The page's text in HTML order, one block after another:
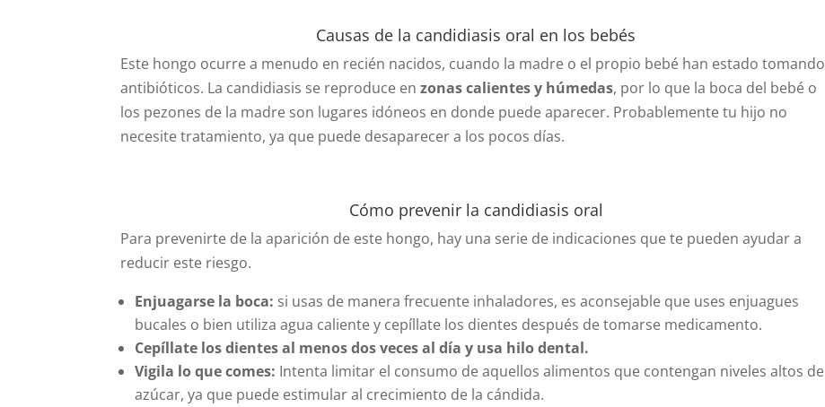
Causas de la candidiasis oral en los bebés
Este hongo ocurre a menudo en recién nacidos, cuando la madre o el propio bebé han estado tomando
antibióticos. La candidiasis se reproduce enzonas calientes y húmedas, por lo que la boca del bebé o
los pezones de la madre son lugares idóneos en donde puede aparecer. Probablemente tu hijo no
necesite tratamiento, ya que puede desaparecer a los pocos días.
Cómo prevenir la candidiasis oral
Para prevenirte de la aparición de este hongo, hay una serie de indicaciones que te pueden ayudar a
reducir este riesgo.
Enjuagarse la boca: si usas de manera frecuente inhaladores, es aconsejable que uses enjuagues
bucales o bien utiliza agua caliente y cepíllate los dientes después de tomarse medicamento.
Cepíllate los dientes al menos dos veces al día y usa hilo dental.
Vigila lo que comes: Intenta limitar el consumo de aquellos alimentos que contengan niveles altos de
azúcar, ya que puede estimular al crecimiento de la cándida.